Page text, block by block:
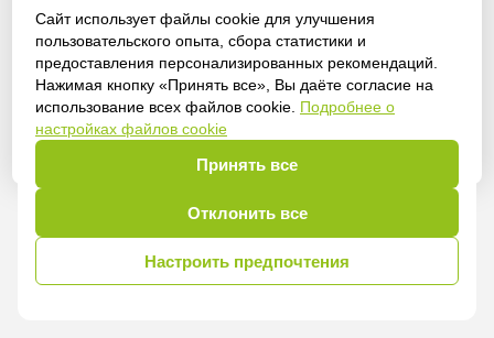
Сайт использует файлы cookie для улучшения
пользовательского опыта, сбора статистики и
предоставления персонализированных рекомендаций.
Нажимая кнопку «Принять все», Вы даёте согласие на
использование всех файлов cookie. Подробнее о
настройках файлов cookie
Принять все
Отклонить все
Настроить предпочтения
Войти